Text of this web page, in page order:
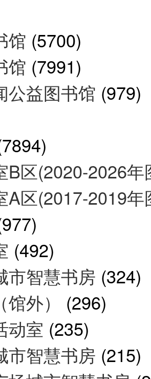
馆 (5700)
馆 (7991)
公益图书馆 (979)
B区(2020-2026
A区(2017-2019
(492)
市智慧书房 (324)
外） (296)
动室 (235)
市智慧书房 (215)